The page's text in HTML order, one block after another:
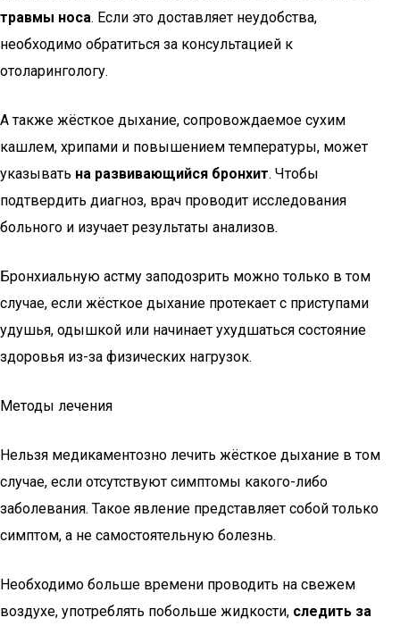
травмы носа. Если это доставляет неудобства,
необходимо обратиться за консультацией к
отоларингологу.
А также жёсткое дыхание, сопровождаемое сухим
кашлем, хрипами и повышением температуры, может
указывать на развивающийся бронхит. Чтобы
подтвердить диагноз, врач проводит исследования
больного и изучает результаты анализов.
Бронхиальную астму заподозрить можно только в том
случае, если жёсткое дыхание протекает с приступами
удушья, одышкой или начинает ухудшаться состояние
здоровья из-за физических нагрузок.
Методы лечения
Нельзя медикаментозно лечить жёсткое дыхание в том
случае, если отсутствуют симптомы какого-либо
заболевания. Такое явление представляет собой только
симптом, а не самостоятельную болезнь.
Необходимо больше времени проводить на свежем
воздухе, употреблять побольше жидкости, следить за